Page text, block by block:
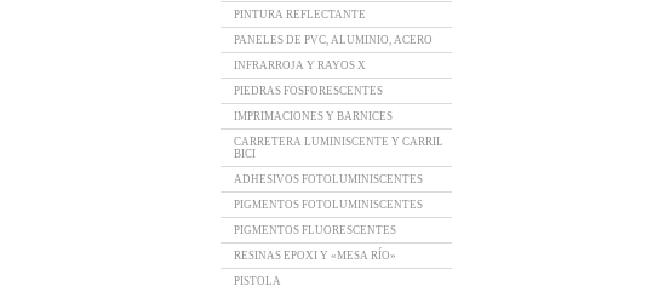
PINTURA REFLECTANTE
PANELES DE PVC, ALUMINIO, ACERO
INFRARROJA Y RAYOS X
PIEDRAS FOSFORESCENTES
IMPRIMACIONES Y BARNICES
CARRETERA LUMINISCENTE Y CARRIL
BICI
ADHESIVOS FOTOLUMINISCENTES
PIGMENTOS FOTOLUMINISCENTES
PIGMENTOS FLUORESCENTES
RESINAS EPOXI Y «MESA RÍO»
PISTOLA